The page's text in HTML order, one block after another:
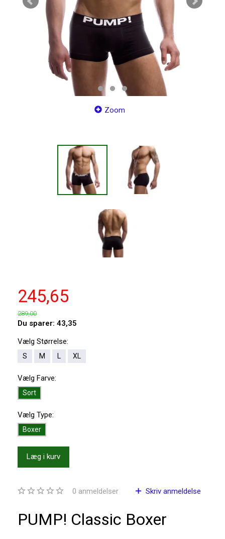
Zoom
245,65
289,00
Du sparer: 43,35
Vælg Størrelse:
S M L XL
Vælg Farve:
Sort
Vælg Type:
Boxer
Læg i kurv
0 anmeldelser Skriv anmeldelse
PUMP! Classic Boxer